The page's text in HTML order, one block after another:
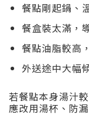
餐點剛起鍋、
餐盒裝太滿，
餐點油脂較高
外送途中大幅
若餐點本身湯汁
應改用湯杯、防